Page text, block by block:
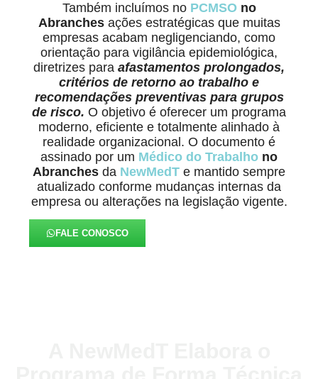
Também incluímos no PCMSOno
Abranchesações estratégicas que muitas
empresas acabam negligenciando, como
orientação para vigilância epidemiológica,
diretrizes para afastamentos prolongados,
critérios de retorno ao trabalho e
recomendações preventivas para grupos
de risco. O objetivo é oferecer um programa
moderno, eficiente e totalmente alinhado à
realidade organizacional. O documento é
assinado por um Médico do Trabalho no
Abranches da NewMedT e mantido sempre
atualizado conforme mudanças internas da
empresa ou alterações na legislação vigente.
FALE CONOSCO